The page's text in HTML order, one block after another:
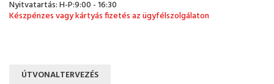
Nyitvatartás: H-P:9:00 - 16:30
Készpénzes vagy kártyás fizetés az ügyfélszolgálaton
ÚTVONALTERVEZÉS